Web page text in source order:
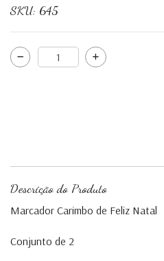
SKU: 645
Descrição do Produto
Marcador Carimbo de Feliz Natal
Conjunto de 2